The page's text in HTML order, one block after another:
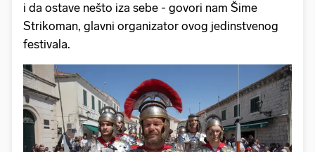
i da ostave nešto iza sebe - govori nam Šime
Strikoman, glavni organizator ovog jedinstvenog
festivala.